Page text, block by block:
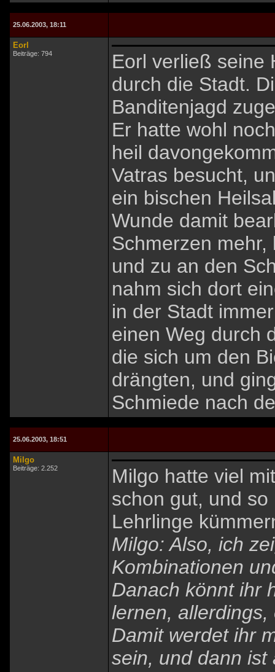
25.06.2003, 18:11
Eorl
Beiträge: 794
Eorl verließ seine
durch die Stadt.
Banditenjagd
Er hatte wohl
heil
Vatras besucht,
ein bischen
Wunde damit
Schmerzen
und zu an den
nahm sich dort
in der Stadt
einen Weg durch
die sich um den
drängten, und
Schmiede nach
25.06.2003, 18:51
Milgo
Beiträge: 2.252
Milgo hatte viel
schon gut, und
Lehrlinge
Milgo: Also, ich
Kombinationen
Danach könnt ihr
lernen,
Damit werdet ihr
sein, und dann ist